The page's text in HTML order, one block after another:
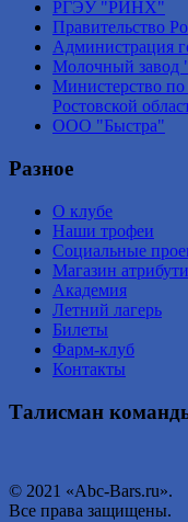
РГЭУ "РИНХ"
Правительство
Администрация
Молочный завод
Министерство по
Ростовской
ООО "Быстра"
Разное
О клубе
Наши трофеи
Социальные
Магазин
Академия
Летний лагерь
Билеты
Фарм-клуб
Контакты
Талисман
© 2021 «Abc-Bars.ru».
Все права защищены.